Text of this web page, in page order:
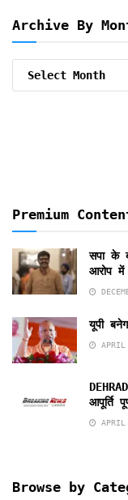
Archive By
Premium
सपा के
आरोप
यूपी
आपूर्ति
Browse by